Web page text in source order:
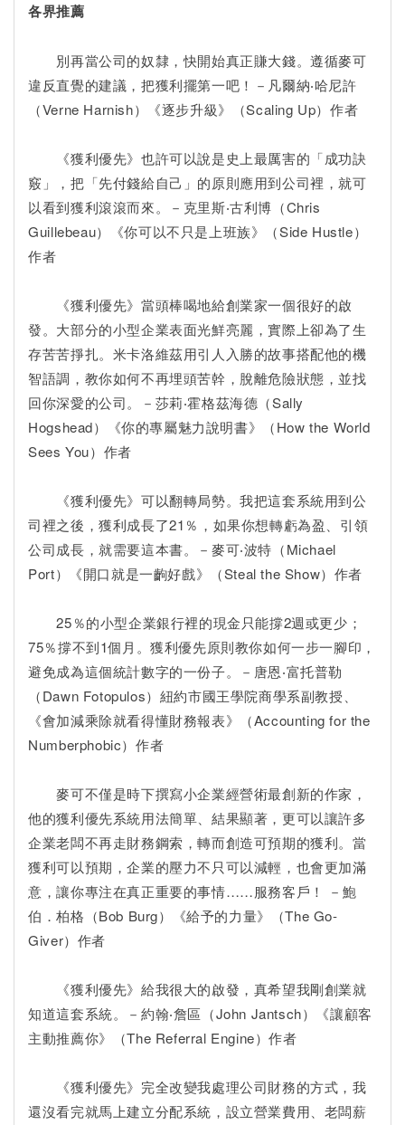
各界推薦
別再當公司的奴隸，快開始真正賺大錢。遵循麥可
違反直覺的建議，把獲利擺第一吧！－凡爾納‧哈尼許
（Verne Harnish）《逐步升級》（Scaling Up）作者
《獲利優先》也許可以說是史上最厲害的「成功訣
竅」，把「先付錢給自己」的原則應用到公司裡，就可
以看到獲利滾滾而來。－克里斯‧古利博（Chris
Guillebeau）《你可以不只是上班族》（Side Hustle）
作者
《獲利優先》當頭棒喝地給創業家一個很好的啟
發。大部分的小型企業表面光鮮亮麗，實際上卻為了生
存苦苦掙扎。米卡洛維茲用引人入勝的故事搭配他的機
智語調，教你如何不再埋頭苦幹，脫離危險狀態，並找
回你深愛的公司。－莎莉‧霍格茲海德（Sally
Hogshead）《你的專屬魅力說明書》（How the World
Sees You）作者
《獲利優先》可以翻轉局勢。我把這套系統用到公
司裡之後，獲利成長了21％，如果你想轉虧為盈、引領
公司成長，就需要這本書。－麥可‧波特（Michael
Port）《開口就是一齣好戲》（Steal the Show）作者
25％的小型企業銀行裡的現金只能撐2週或更少；
75％撐不到1個月。獲利優先原則教你如何一步一腳印，
避免成為這個統計數字的一份子。－唐恩‧富托普勒
（Dawn Fotopulos）紐約市國王學院商學系副教授、
《會加減乘除就看得懂財務報表》（Accounting for the
Numberphobic）作者
麥可不僅是時下撰寫小企業經營術最創新的作家，
他的獲利優先系統用法簡單、結果顯著，更可以讓許多
企業老闆不再走財務鋼索，轉而創造可預期的獲利。當
獲利可以預期，企業的壓力不只可以減輕，也會更加滿
意，讓你專注在真正重要的事情……服務客戶！ －鮑
伯．柏格（Bob Burg）《給予的力量》（The Go-
Giver）作者
《獲利優先》給我很大的啟發，真希望我剛創業就
知道這套系統。－約翰‧詹區（John Jantsch）《讓顧客
主動推薦你》（The Referral Engine）作者
《獲利優先》完全改變我處理公司財務的方式，我
還沒看完就馬上建立分配系統，設立營業費用、老闆薪